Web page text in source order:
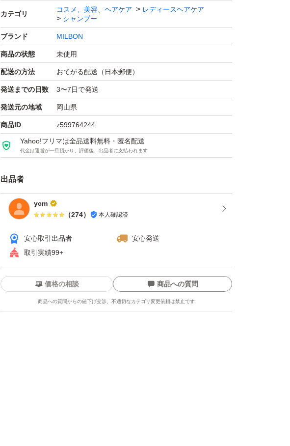
カテゴリ
コスメ、美容、ヘアケア
レディースヘアケア
シャンプー
ブランド MILBON
商品の状態 未使用
配送の方法 おてがる配送（日本郵便）
発送までの日数 3〜7日で発送
発送元の地域 岡山県
商品ID z599764244
Yahoo!フリマは全品送料無料・匿名配送
代金は運営が一旦預かり、評価後、出品者に支払われます
出品者
ycm
（274） 本人確認済
安心取引出品者
安心発送
取引実績99+
価格の相談 商品への質問
商品への質問からの値下げ交渉、不適切なカテゴリ変更依頼は禁止です